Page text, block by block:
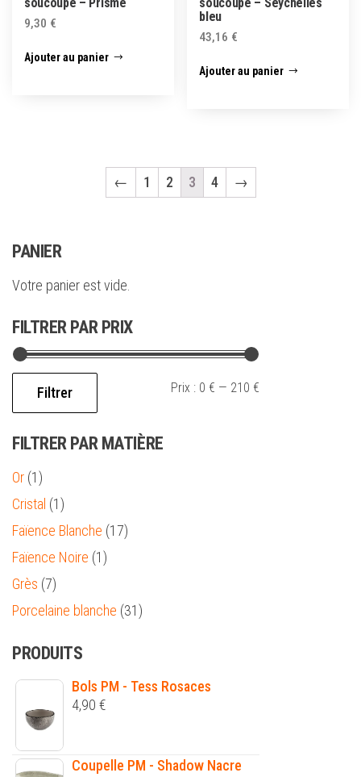
9,30 €
Ajouter au panier
bleu
43,16 €
Ajouter au panier
← 1 2 3 4 →
PANIER
Votre panier est vide.
FILTRER PAR PRIX
Filtrer Prix : 0 € — 210 €
FILTRER PAR MATIÈRE
Or (1)
Cristal (1)
Faïence Blanche (17)
Faïence Noire (1)
Grès (7)
Porcelaine blanche (31)
PRODUITS
Bols PM - Tess Rosaces
4,90 €
Coupelle PM - Shadow Nacre